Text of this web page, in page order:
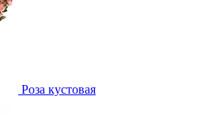
Роза кустовая